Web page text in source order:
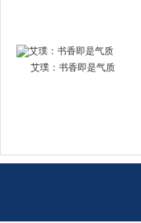
艾璞：书香即是气质